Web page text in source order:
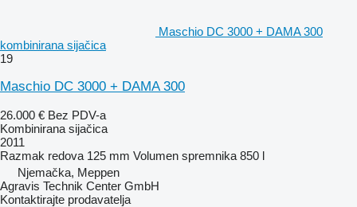
Maschio DC 3000 + DAMA 300
kombinirana sijačica
19
Maschio DC 3000 + DAMA 300
26.000 € Bez PDV-a
Kombinirana sijačica
2011
Razmak redova 125 mm Volumen spremnika 850 l
Njemačka, Meppen
Agravis Technik Center GmbH
Kontaktirajte prodavatelja